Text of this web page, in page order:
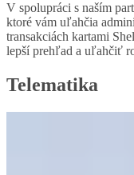
V spolupráci s naším
ktoré vám uľahčia
transakciách kartami
lepší prehľad a uľahčiť
Telematika